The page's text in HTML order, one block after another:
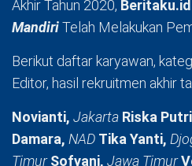
Akhir Tahun 2020, Beritaku.id
MandiriTelah Melakukan
Berikut daftar karyawan,
Editor, hasil rekruitmen akhir
Novianti, Jakarta Riska
Damara, NAD Tika Yanti,
TimurSofyani, Jawa Timur